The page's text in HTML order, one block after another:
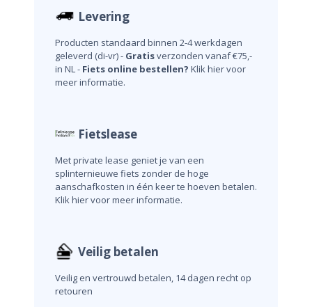
Levering
Producten standaard binnen 2-4 werkdagen
geleverd (di-vr) - Gratisverzonden vanaf €75,-
in NL - Fiets online bestellen? Klik hier voor
meer informatie.
Fietslease
Met private lease geniet je van een
splinternieuwe fiets zonder de hoge
aanschafkosten in één keer te hoeven betalen.
Klik hier voor meer informatie.
Veilig betalen
Veilig en vertrouwd betalen, 14 dagen recht op
retouren